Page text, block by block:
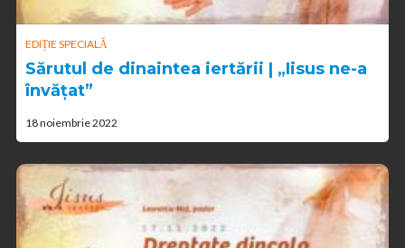
EDIȚIE SPECIALĂ
Sărutul de dinaintea iertării | „Iisus ne-a
învățat”
18 noiembrie 2022